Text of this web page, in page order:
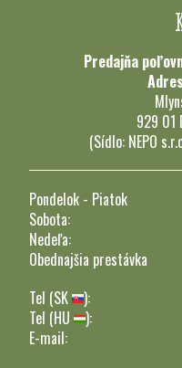
Predajňa
929 01
(Sídlo: NEPO
Pondelok - Piatok
Sobota:
Nedeľa:
Obednajšia prestávka
Tel (SK
):
Tel (HU
):
E-mail: